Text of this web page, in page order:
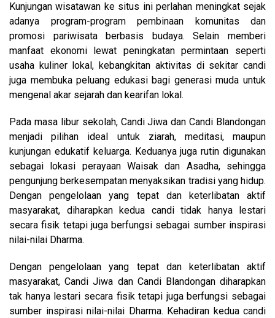
Kunjungan wisatawan ke situs ini perlahan meningkat sejak
adanya program-program pembinaan komunitas dan
promosi pariwisata berbasis budaya. Selain memberi
manfaat ekonomi lewat peningkatan permintaan seperti
usaha kuliner lokal, kebangkitan aktivitas di sekitar candi
juga membuka peluang edukasi bagi generasi muda untuk
mengenal akar sejarah dan kearifan lokal.
Pada masa libur sekolah, Candi Jiwa dan Candi Blandongan
menjadi pilihan ideal untuk ziarah, meditasi, maupun
kunjungan edukatif keluarga. Keduanya juga rutin digunakan
sebagai lokasi perayaan Waisak dan Asadha, sehingga
pengunjung berkesempatan menyaksikan tradisi yang hidup.
Dengan pengelolaan yang tepat dan keterlibatan aktif
masyarakat, diharapkan kedua candi tidak hanya lestari
secara fisik tetapi juga berfungsi sebagai sumber inspirasi
nilai-nilai Dharma.
Dengan pengelolaan yang tepat dan keterlibatan aktif
masyarakat, Candi Jiwa dan Candi Blandongan diharapkan
tak hanya lestari secara fisik tetapi juga berfungsi sebagai
sumber inspirasi nilai-nilai Dharma. Kehadiran kedua candi